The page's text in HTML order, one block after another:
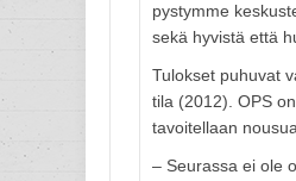
pystymme
sekä hyvistä että
Tulokset puhuvat
tila (2012). OPS
tavoitellaan
– Seurassa ei ole